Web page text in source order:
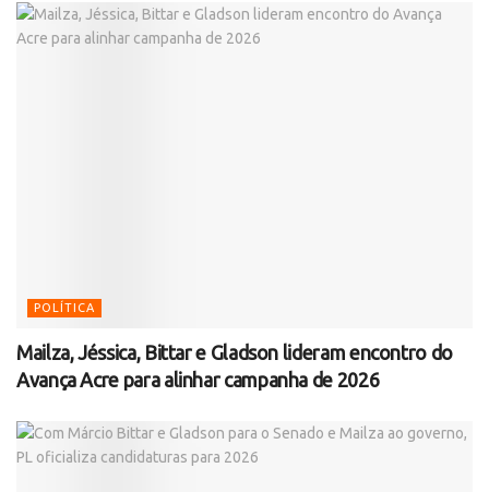
POLÍTICA
Mailza, Jéssica, Bittar e Gladson lideram encontro do
Avança Acre para alinhar campanha de 2026